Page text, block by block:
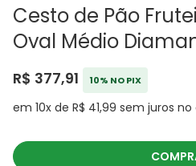
Cesto de Pão
Oval Médio
R$ 377,91 10% NO PIX
em 10x de R$ 41,99 sem juros